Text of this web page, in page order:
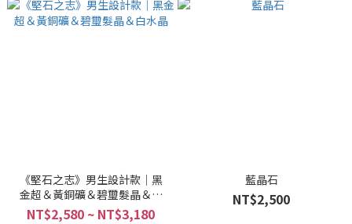
《堅石之志》男生設計款｜黑
金超＆黃銅礦＆碧璽髮晶＆白
水晶
NT$2,580 ~ NT$3,180
藍晶石
NT$2,500